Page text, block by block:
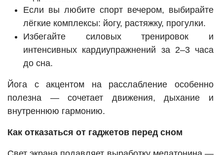
Если вы любите спорт вечером, выбирайте
лёгкие комплексы: йогу, растяжку, прогулки.
Избегайте силовых тренировок и
интенсивных кардиупражнений за 2–3 часа
до сна.
Йога с акцентом на расслабление особенно
полезна — сочетает движения, дыхание и
внутреннюю гармонию.
Как отказаться от гаджетов перед сном